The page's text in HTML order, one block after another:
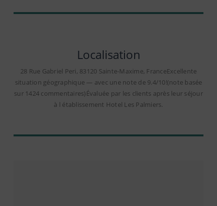
Localisation
28 Rue Gabriel Peri, 83120 Sainte-Maxime, FranceExcellente
situation géographique — avec une note de 9.4/10!(note basée
sur 1424 commentaires)Évaluée par les clients après leur séjour
à l établissement Hotel Les Palmiers.